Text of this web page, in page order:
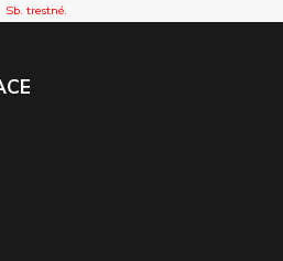
Sb. trestné.